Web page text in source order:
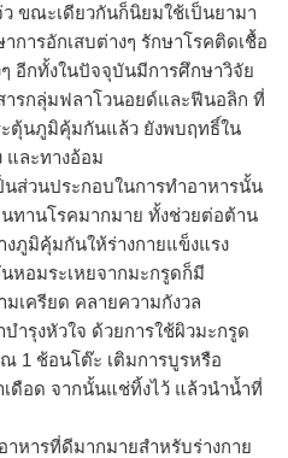
ขณะเดียวกันก็นิยมใช้เป็นยามา
การอักเสบต่างๆ รักษาโรคติดเชื้อ
อีกทั้งในปัจจุบันมีการศึกษาวิจัย
รกลุ่มฟลาโวนอยด์และฟีนอลิก ที่
ตุ้นภูมิคุ้มกันแล้ว ยังพบฤทธิ์ใน
และทางอ้อม
ส่วนประกอบในการทำอาหารนั้น
ทานโรคมากมาย ทั้งช่วยต่อต้าน
งภูมิคุ้มกันให้ร่างกายแข็งแรง
หอมระเหยจากมะกรูดก็มี
เครียด คลายความกังวล
ำรุงหัวใจ ด้วยการใช้ผิวมะกรูด
1 ช้อนโต๊ะ เติมการบูรหรือ
ดือด จากนั้นแช่ทิ้งไว้ แล้วนำน้ำที่
หารที่ดีมากมายสำหรับร่างกาย